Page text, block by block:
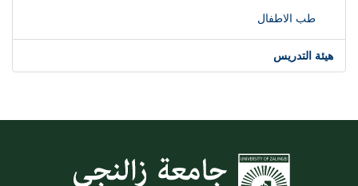
طب الاطفال
هيئة التدريس